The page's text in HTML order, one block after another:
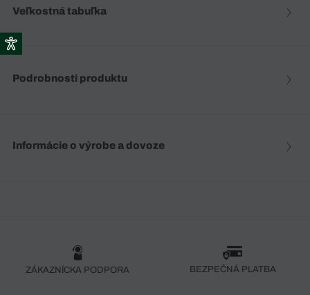
Veľkostná tabuľka
Podrobnosti produktu
Informácie o výrobe a dovoze
ZÁKAZNÍCKA PODPORA BEZPEČNÁ PLATBA